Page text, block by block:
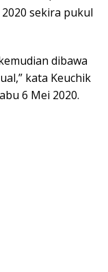
sekira pukul
dibawa
kata Keuchik
6 Mei 2020.